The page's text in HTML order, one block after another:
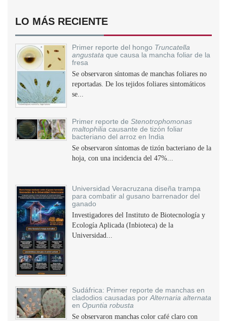
LO MÁS RECIENTE
Primer reporte del hongo Truncatella
angustata que causa la mancha foliar de la
fresa
Se observaron síntomas de manchas foliares no
reportadas. De los tejidos foliares sintomáticos
se...
Primer reporte de Stenotrophomonas
maltophilia causante de tizón foliar
bacteriano del arroz en India
Se observaron síntomas de tizón bacteriano de la
hoja, con una incidencia del 47%...
Universidad Veracruzana diseña trampa
para combatir al gusano barrenador del
ganado
Investigadores del Instituto de Biotecnología y
Ecología Aplicada (Inbioteca) de la
Universidad...
Sudáfrica: Primer reporte de manchas en
cladodios causadas por Alternaria alternata
en Opuntia robusta
Se observaron manchas color café claro con